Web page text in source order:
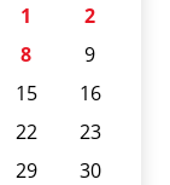
1
2
8
9
15
16
22
23
29
30